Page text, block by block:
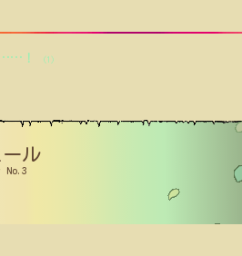
… ！ (1)
ル